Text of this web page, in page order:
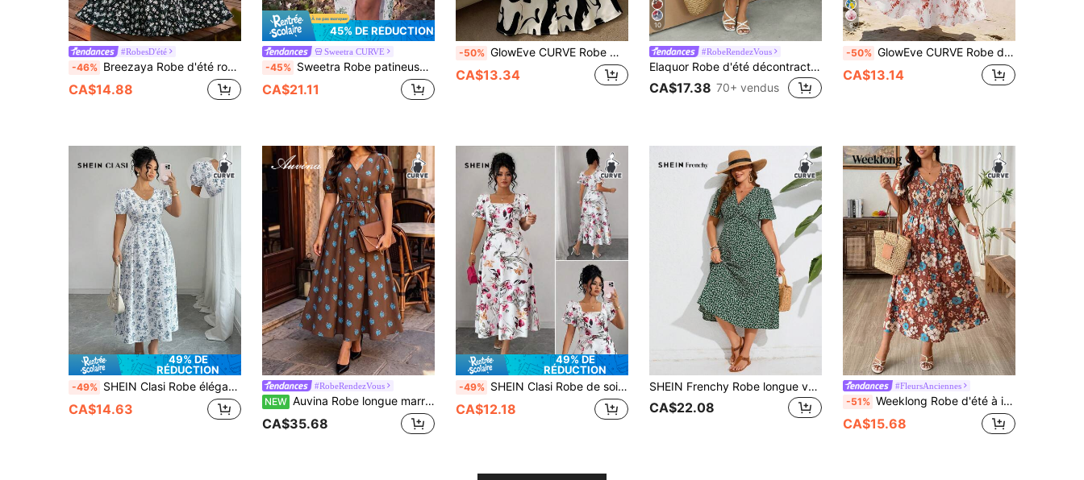
#RobesD'été
-46% Breezaya Robe d'été romantique à fleurs et col en V pour femmes grandes tailles, robe maxi à taille élastique et volants, convient pour les vacances à la plage et les voyages. Robes d'été pour femmes, robes à fleurs pour femmes, robes décontracté pour femmes, robes de vacances pour femmes, robes de printemps pour femmes
CA$14.88
45% DE RÉDUCTION
Sweetra CURVE
-45% Sweetra Robe patineuse mi-longue élégante, vintage et romantique pour femmes grandes tailles, avec col carré, imprimé floral en mousseline de soie, volants à l'ourlet, manches courtes
CA$21.11
-50% GlowEve CURVE Robe mi-longue évasée à la mode pour femmes, design croisé, col carré, imprimé floral, manches courtes, grande taille, pour l'été
CA$13.34
10
#RobeRendezVous
Elaquor Robe d'été décontractée et élégante à encolure en V, grande taille
CA$17.38 70+ vendus
9
-50% GlowEve CURVE Robe d'été pour femme grande taille, imprimé floral petit motif, style pastoral élégant, fraîche et à la mode pour les vacances
CA$13.14
49% DE
RÉDUCTION
-49% SHEIN Clasi Robe élégante à col en V, manches bouffantes et imprimé floral pour femmes grandes tailles
CA$14.63
#RobeRendezVous
NEW Auvina Robe longue marron pour femme grande taille, imprimé floral multicolore, col V, boutons décoratifs, manches bouffantes, taille cintrée avec ceinture, silhouette trapèze, style décontracté minimaliste, polyvalente pour sorties, trajets, business, mode élégante romantique, rendez-vous, style vintage street français, plage et vacances, printemps, été, automne, nouvelle collection
CA$35.68
49% DE
RÉDUCTION
-49% SHEIN Clasi Robe de soirée décontractée à imprimé floral pour femmes grandes tailles
CA$12.18
SHEIN Frenchy Robe longue verte à col V à manches courtes avec imprimé floral bohème, pour grande taille. Idéale pour les vacances d'été.
CA$22.08
#FleursAnciennes
-51% Weeklong Robe d'été à imprimé floral, col V, taille froncée, manches bouffantes. Style décontracté, élégant, rétro français, idéal pour les vacances et les déplacements
CA$15.68